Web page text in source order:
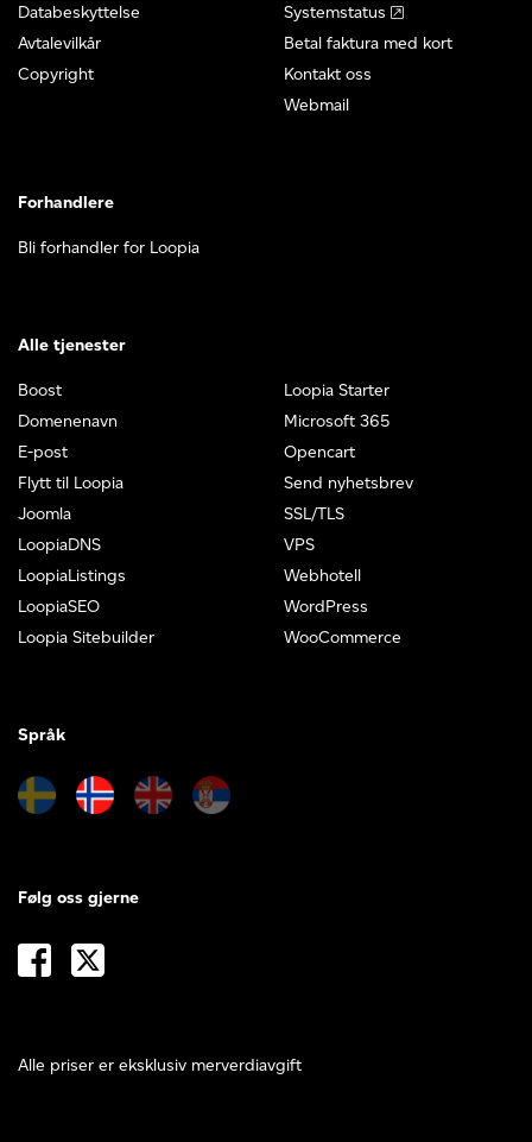
Databeskyttelse
Avtalevilkår
Copyright
Systemstatus
Betal faktura med kort
Kontakt oss
Webmail
Forhandlere
Bli forhandler for Loopia
Alle tjenester
Boost
Domenenavn
E-post
Flytt til Loopia
Joomla
LoopiaDNS
LoopiaListings
LoopiaSEO
Loopia Sitebuilder
Loopia Starter
Microsoft 365
Opencart
Send nyhetsbrev
SSL/TLS
VPS
Webhotell
WordPress
WooCommerce
Språk
Alle priser er eksklusiv merverdiavgift
Følg oss gjerne